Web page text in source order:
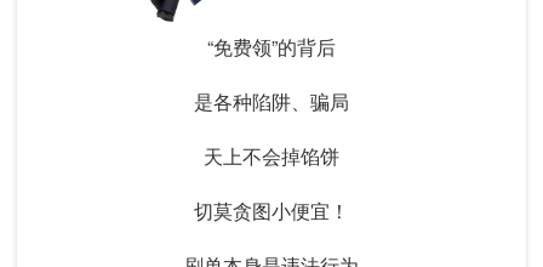
“免费领”的背后
是各种陷阱、骗局
天上不会掉馅饼
切莫贪图小便宜！